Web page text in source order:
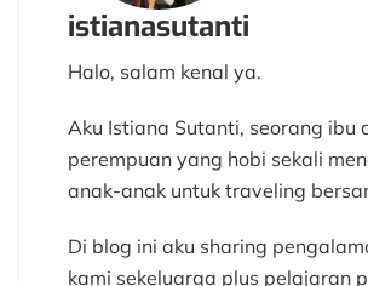
istianasutanti
Halo, salam kenal ya.
Aku Istiana Sutanti, seorang ibu
perempuan yang hobi sekali
anak-anak untuk traveling
Di blog ini aku sharing
kami sekeluarga plus pelajaran